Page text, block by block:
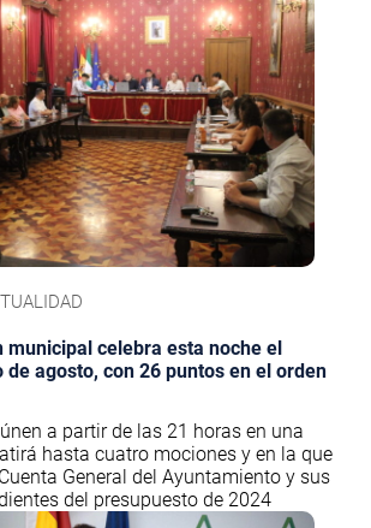
municipal celebra esta noche el
de agosto, con 26 puntos en el orden
a partir de las 21 horas en una
hasta cuatro mociones y en la que
General del Ayuntamiento y sus
del presupuesto de 2024